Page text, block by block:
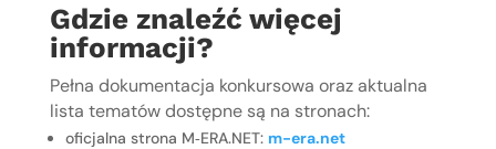
Gdzie znaleźć więcej
informacji?
Pełna dokumentacja konkursowa oraz aktualna
lista tematów dostępne są na stronach:
oficjalna strona M‑ERA.NET: m-era.net